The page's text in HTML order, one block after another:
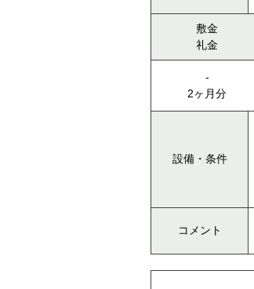
敷金
礼金
-
2ヶ月分
設備・条件
コメント